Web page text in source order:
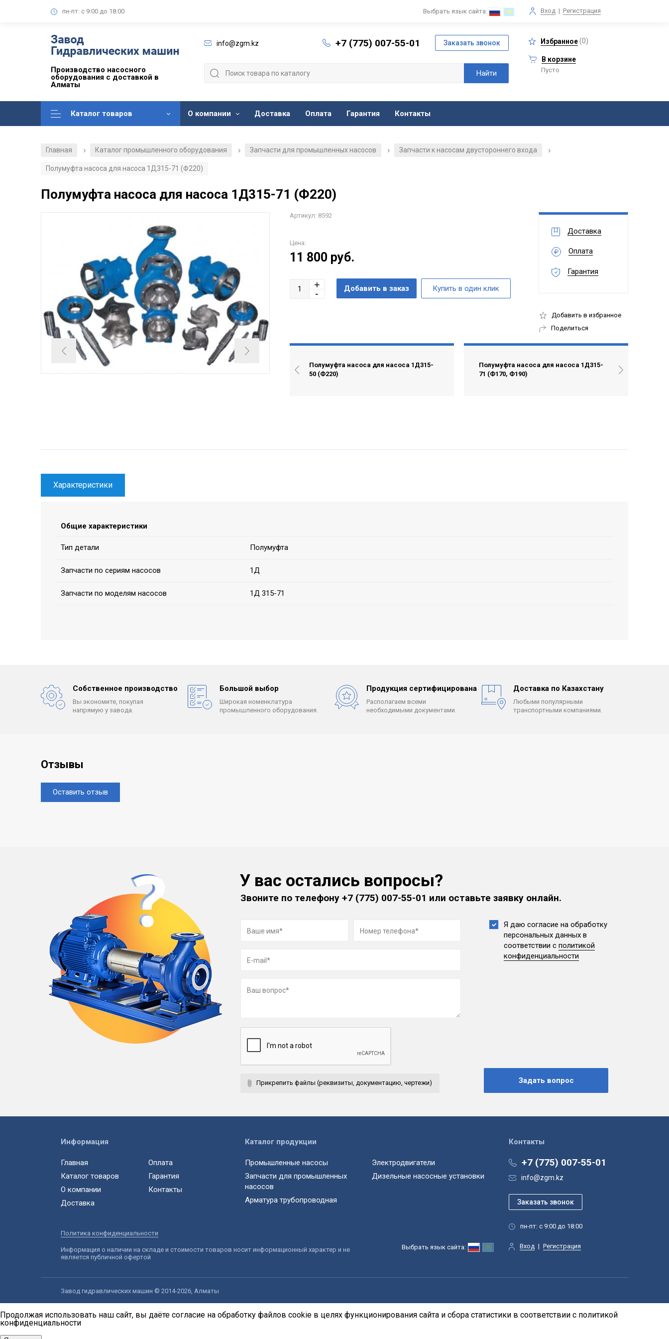
пн-пт: с 9:00 до 18:00 Вход | Регистрация
Выбрать язык сайта:
Производство насосного
оборудования с доставкой в
Алматы
info@zgm.kz +7 (775) 007-55-01 Избранное(0)
В корзине
Пусто
Каталог товаров О компании Доставка Оплата Гарантия Контакты
Главная / Каталог промышленного оборудования / Запчасти для промышленных насосов / Запчасти к насосам двустороннего входа
/
Полумуфта насоса для насоса 1Д315-71 (Ф220)
Полумуфта насоса для насоса 1Д315-71 (Ф220)
Артикул: 8592
Цена:
11 800 руб.
Доставка
Оплата
Гарантия
Добавить в избранное
Поделиться
Полумуфта насоса для насоса 1Д315-
50 (Ф220)
Полумуфта насоса для насоса 1Д315-
71 (Ф170, Ф190)
Характеристики
Общие характеристики
Тип детали Полумуфта
Запчасти по сериям насосов 1Д
Запчасти по моделям насосов 1Д 315-71
Собственное производство
Вы экономите, покупая
напрямую у завода.
Большой выбор
Широкая номенклатура
промышленного оборудования.
Продукция сертифицирована
Располагаем всеми
необходимыми документами.
Доставка по Казахстану
Любыми популярными
транспортными компаниями.
Отзывы
Оставить отзыв
У вас остались вопросы?
Звоните по телефону+7 (775) 007-55-01 или оставьте заявку онлайн.
Прикрепить файлы (реквизиты, документацию, чертежи)
Я даю согласие на обработку
персональных данных в
соответствии с политикой
конфиденциальности
Контакты
+7 (775) 007-55-01
info@zgm.kz
пн-пт: с 9:00 до 18:00
Вход | Регистрация
Выбрать язык сайта:
Информация
Главная
Каталог товаров
О компании
Доставка
Оплата
Гарантия
Контакты
Каталог продукции
Промышленные насосы
Запчасти для промышленных
насосов
Арматура трубопроводная
Электродвигатели
Дизельные насосные установки
Политика конфиденциальности
Информация о наличии на складе и стоимости товаров носит информационный характер и не
является публичной офертой
Завод гидравлических машин © 2014-2026, Алматы
Продолжая использовать наш сайт, вы даёте согласие на обработку файлов cookie в целях функционирования сайта и сбора статистики в соответствии с политикой
конфиденциальности